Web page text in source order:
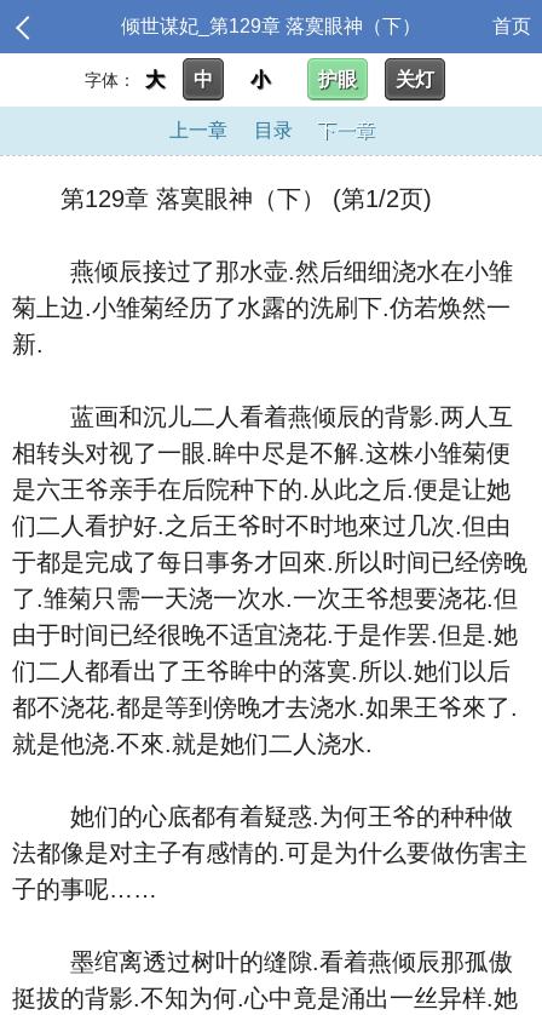
倾世谋妃_第129章 落寞眼神（下） 首页
字体： 大 中 小 护眼 关灯
上一章 目录 下一章
第129章 落寞眼神（下） (第1/2页)
燕倾辰接过了那水壶.然后细细浇水在小雏
菊上边.小雏菊经历了水露的洗刷下.仿若焕然一
新.
蓝画和沉儿二人看着燕倾辰的背影.两人互
相转头对视了一眼.眸中尽是不解.这株小雏菊便
是六王爷亲手在后院种下的.从此之后.便是让她
们二人看护好.之后王爷时不时地來过几次.但由
于都是完成了每日事务才回來.所以时间已经傍晚
了.雏菊只需一天浇一次水.一次王爷想要浇花.但
由于时间已经很晚不适宜浇花.于是作罢.但是.她
们二人都看出了王爷眸中的落寞.所以.她们以后
都不浇花.都是等到傍晚才去浇水.如果王爷來了.
就是他浇.不來.就是她们二人浇水.
她们的心底都有着疑惑.为何王爷的种种做
法都像是对主子有感情的.可是为什么要做伤害主
子的事呢……
墨绾离透过树叶的缝隙.看着燕倾辰那孤傲
挺拔的背影.不知为何.心中竟是涌出一丝异样.她